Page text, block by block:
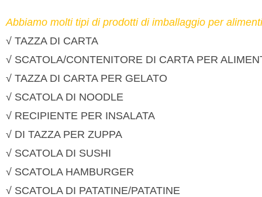
Abbiamo molti tipi di prodotti di imballaggio per
√ TAZZA DI CARTA
√ SCATOLA/CONTENITORE DI CARTA PER
√ TAZZA DI CARTA PER GELATO
√ SCATOLA DI NOODLE
√ RECIPIENTE PER INSALATA
√ DI TAZZA PER ZUPPA
√ SCATOLA DI SUSHI
√ SCATOLA HAMBURGER
√ SCATOLA DI PATATINE/PATATINE